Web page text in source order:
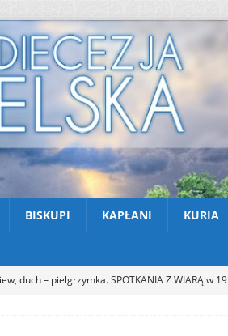
BISKUPI KAPŁANI KURIA
duch – pielgrzymka. SPOTKANIA Z WIARĄ w 19